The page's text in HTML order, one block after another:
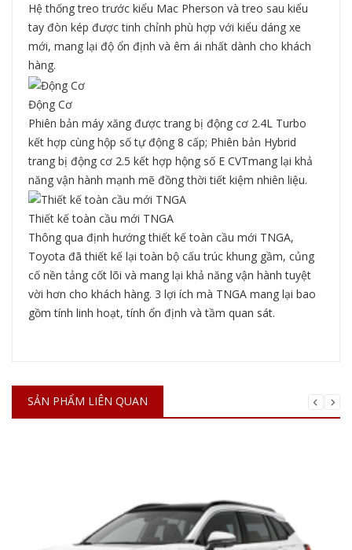
Hệ thống treo trước kiểu Mac Pherson và treo sau kiểu
tay đòn kép được tinh chỉnh phù hợp với kiểu dáng xe
mới, mang lại độ ổn định và êm ái nhất dành cho khách
hàng.
Động Cơ
Phiên bản máy xăng được trang bị động cơ 2.4L Turbo
kết hợp cùng hộp số tự động 8 cấp; Phiên bản Hybrid
trang bị động cơ 2.5 kết hợp hộng số E CVTmang lại khả
năng vận hành mạnh mẽ đồng thời tiết kiệm nhiên liệu.
Thiết kế toàn cầu mới TNGA
Thông qua định hướng thiết kế toàn cầu mới TNGA,
Toyota đã thiết kế lại toàn bộ cấu trúc khung gầm, củng
cố nền tảng cốt lõi và mang lại khả năng vận hành tuyệt
vời hơn cho khách hàng. 3 lợi ích mà TNGA mang lại bao
gồm tính linh hoạt, tính ổn định và tầm quan sát.
SẢN PHẨM LIÊN QUAN